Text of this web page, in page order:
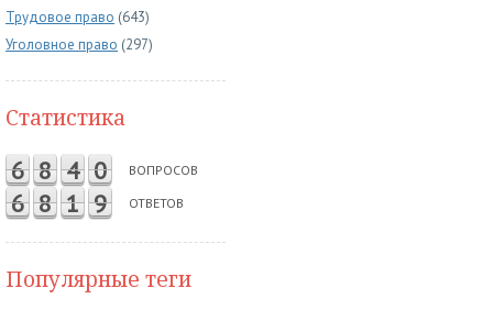
Трудовое право (643)
Уголовное право (297)
Статистика
6 8 4 0 ВОПРОСОВ
6 8 1 9 ОТВЕТОВ
Популярные теги